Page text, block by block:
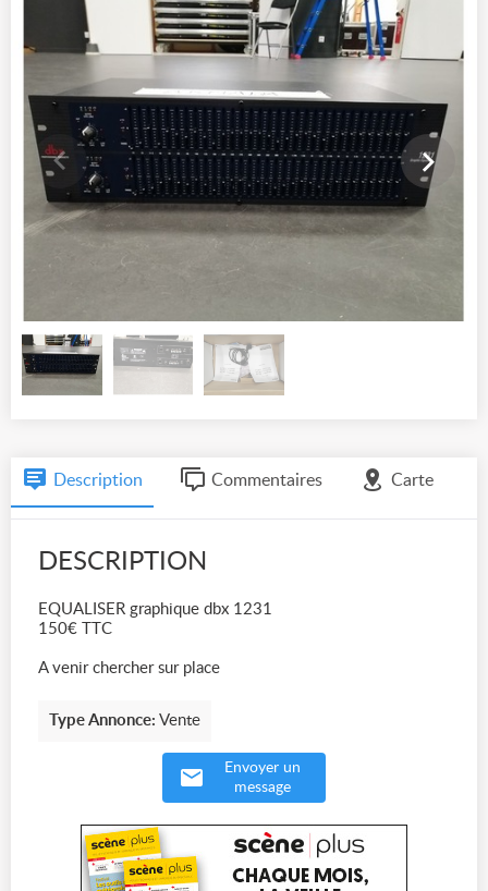
Description Commentaires Carte
DESCRIPTION
EQUALISER graphique dbx 1231
150€ TTC
A venir chercher sur place
Type Annonce: Vente
Envoyer un
message